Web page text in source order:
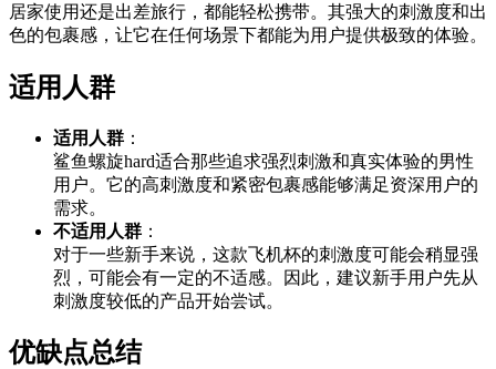
居家使用还是出差旅行，都能轻松携带。其强大的刺激度和出
色的包裹感，让它在任何场景下都能为用户提供极致的体验。
适用人群
适用人群 ：
鲨鱼螺旋hard适合那些追求强烈刺激和真实体验的男性
用户。它的高刺激度和紧密包裹感能够满足资深用户的
需求。
不适用人群 ：
对于一些新手来说，这款飞机杯的刺激度可能会稍显强
烈，可能会有一定的不适感。因此，建议新手用户先从
刺激度较低的产品开始尝试。
优缺点总结